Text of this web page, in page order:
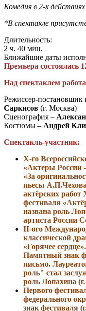
Комедия в 2-х действиях
*В спектакле
Длительность:
2 ч. 40 мин.
Ближайшие даты
Премьера состоялась
Над спектаклем
Режиссер-постановщик
Саркисов (г. Москва)
Сценография –
Костюмы – Андрей
Спектакль-участник:
X-го
«Актеры
«За
пьесы
актёрских работ
фестиваля
названа роль
артиста России
II-ого
классической
«Горячее
Памятный знак
письмо.
роль" стал
роль Лопахина (
Первого
федерального
знак фестиваля